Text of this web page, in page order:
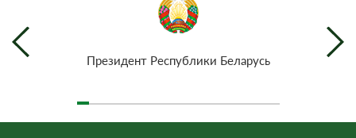
Президент Республики Беларусь